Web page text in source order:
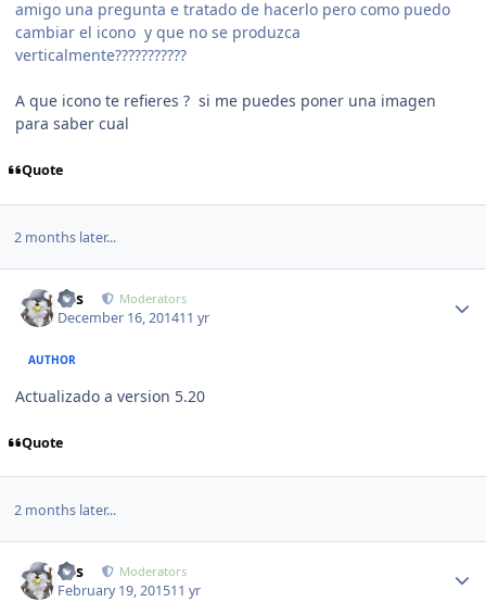
amigo una pregunta e tratado de hacerlo pero como puedo
cambiar el icono y que no se produzca
verticalmente???????????
A que icono te refieres ? si me puedes poner una imagen
para saber cual
Quote
2 months later...
luis Moderators
December 16, 201411 yr
AUTHOR
Actualizado a version 5.20
Quote
2 months later...
luis Moderators
February 19, 201511 yr